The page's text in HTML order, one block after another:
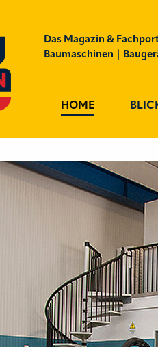
Das Magazin &
Baumaschinen |
HOME